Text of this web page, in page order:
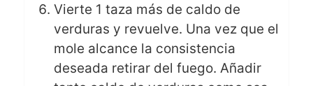
Vierte 1 taza más de caldo de
verduras y revuelve. Una vez que el
mole alcance la consistencia
deseada retirar del fuego. Añadir